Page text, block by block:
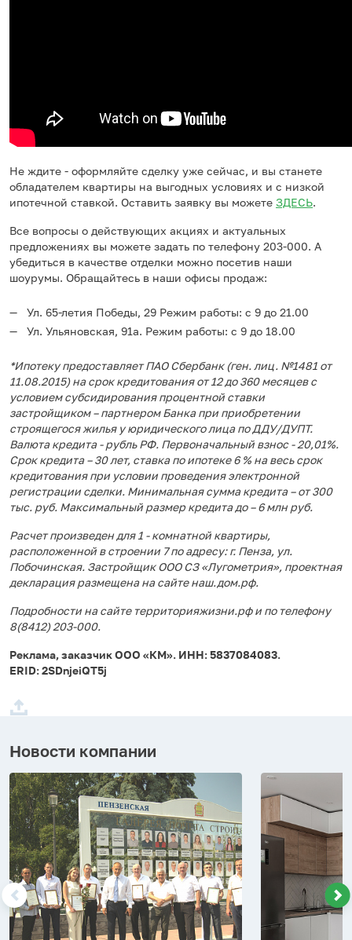
Не ждите - оформляйте сделку уже сейчас, и вы станете
обладателем квартиры на выгодных условиях и с низкой
ипотечной ставкой. Оставить заявку вы можете ЗДЕСЬ.
Все вопросы о действующих акциях и актуальных
предложениях вы можете задать по телефону 203-000. А
убедиться в качестве отделки можно посетив наши
шоурумы. Обращайтесь в наши офисы продаж:
Ул. 65-летия Победы, 29 Режим работы: с 9 до 21.00
Ул. Ульяновская, 91а. Режим работы: с 9 до 18.00
*Ипотеку предоставляет ПАО Сбербанк (ген. лиц. №1481 от
11.08.2015) на срок кредитования от 12 до 360 месяцев с
условием субсидирования процентной ставки
застройщиком – партнером Банка при приобретении
строящегося жилья у юридического лица по ДДУ/ДУПТ.
Валюта кредита - рубль РФ. Первоначальный взнос - 20,01%.
Срок кредита – 30 лет, ставка по ипотеке 6 % на весь срок
кредитования при условии проведения электронной
регистрации сделки. Минимальная сумма кредита – от 300
тыс. руб. Максимальный размер кредита до – 6 млн руб.
Расчет произведен для 1 - комнатной квартиры,
расположенной в строении 7 по адресу: г. Пенза, ул.
Побочинская. Застройщик ООО СЗ «Лугометрия», проектная
декларация размещена на сайте наш.дом.рф.
Подробности на сайте территорияжизни.рф и по телефону
8(8412) 203-000.
Реклама, заказчик ООО «КМ». ИНН: 5837084083.
ERID: 2SDnjeiQT5j
Новости компании